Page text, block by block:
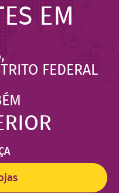
EM
FEDERAL